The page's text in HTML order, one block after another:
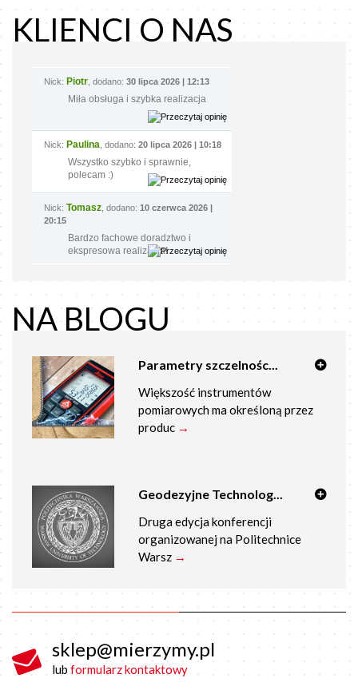
KLIENCI O NAS
Nick: Piotr , dodano: 30 lipca 2026 | 12:13
Miła obsługa i szybka realizacja
Nick: Paulina , dodano: 20 lipca 2026 | 10:18
Wszystko szybko i sprawnie,
polecam :)
Nick: Tomasz , dodano: 10 czerwca 2026 |
20:15
Bardzo fachowe doradztwo i
ekspresowa realizacja!
NA BLOGU
Parametry szczelnośc...
Większość instrumentów
pomiarowych ma określoną przez
produc →
Geodezyjne Technolog...
Druga edycja konferencji
organizowanej na Politechnice
Warsz →
sklep@mierzymy.pl
lub formularz kontaktowy